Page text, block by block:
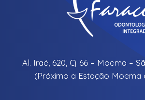
Al. Iraé, 620, Cj 66 – Moema –
(Próximo a Estação Moema